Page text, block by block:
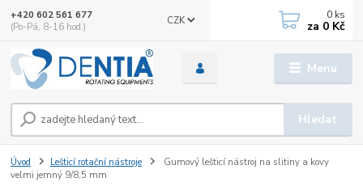
Menu
CZK
Hledat
+420 602 561 677
(Po-Pá, 8-16 hod.)
0 ks
za 0 Kč
Úvod Lešticí rotační nástroje
Gumový lešticí nástroj na slitiny a kovy
velmi jemný 9/8,5 mm